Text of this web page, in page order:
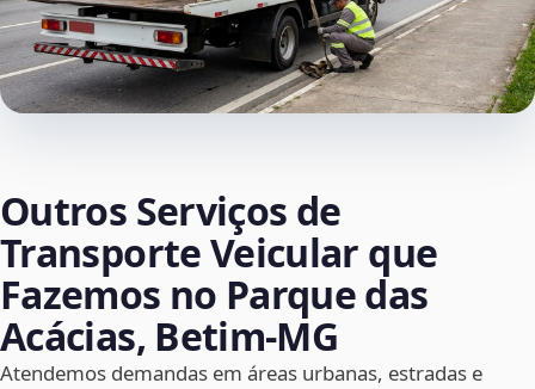
Outros Serviços de
Transporte Veicular que
Fazemos no Parque das
Acácias, Betim‑MG
Atendemos demandas em áreas urbanas, estradas e